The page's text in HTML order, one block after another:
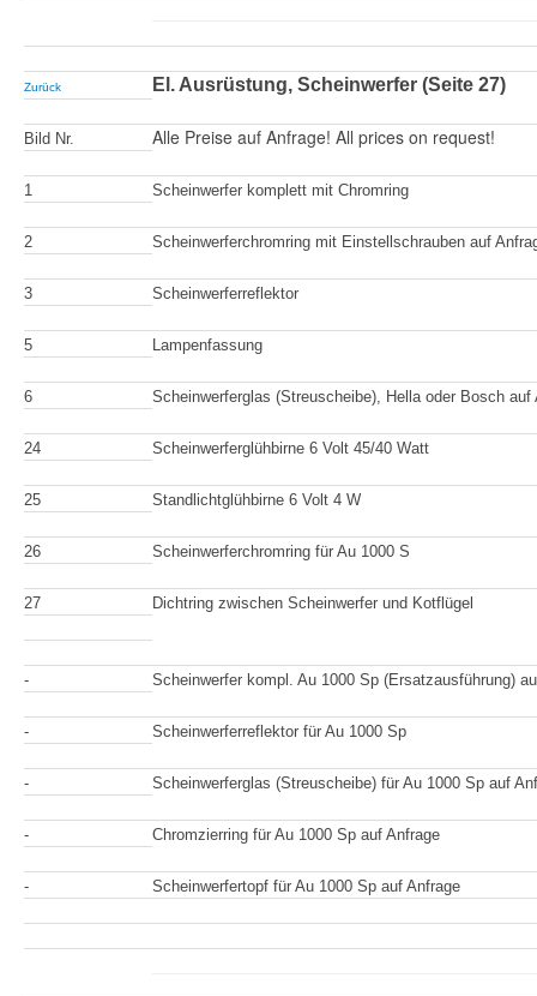
Zurück El. Ausrüstung, Scheinwerfer (Seite 27)
Bild Nr. Alle Preise auf Anfrage! All prices on request!
1 Scheinwerfer komplett mit Chromring
2 Scheinwerferchromring mit Einstellschrauben auf
3 Scheinwerferreflektor
5 Lampenfassung
6 Scheinwerferglas (Streuscheibe), Hella oder Bosch auf
24 Scheinwerferglühbirne 6 Volt 45/40 Watt
25 Standlichtglühbirne 6 Volt 4 W
26 Scheinwerferchromring für Au 1000 S
27 Dichtring zwischen Scheinwerfer und Kotflügel
- Scheinwerfer kompl. Au 1000 Sp (Ersatzausführung)
- Scheinwerferreflektor für Au 1000 Sp
- Scheinwerferglas (Streuscheibe) für Au 1000 Sp auf
- Chromzierring für Au 1000 Sp auf Anfrage
- Scheinwerfertopf für Au 1000 Sp auf Anfrage